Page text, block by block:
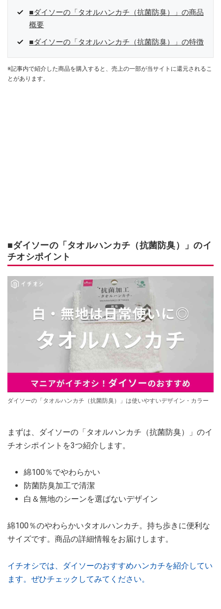
■ダイソーの「タオルハンカチ（抗菌防臭）」の商品
概要
■ダイソーの「タオルハンカチ（抗菌防臭）」の特徴
※記事内で紹介した商品を購入すると、売上の一部が当サイトに還元されるこ
とがあります。
■ダイソーの「タオルハンカチ（抗菌防臭）」のイ
チオシポイント
ダイソーの「タオルハンカチ（抗菌防臭）」は使いやすいデザイン・カラー
まずは、ダイソーの「タオルハンカチ（抗菌防臭）」のイ
チオシポイントを3つ紹介します。
綿100％でやわらかい
防菌防臭加工で清潔
白＆無地のシーンを選ばないデザイン
綿100％のやわらかいタオルハンカチ。持ち歩きに便利な
サイズです。商品の詳細情報をお届けします。
イチオシでは、ダイソーのおすすめハンカチを紹介してい
ます。ぜひチェックしてみてください。